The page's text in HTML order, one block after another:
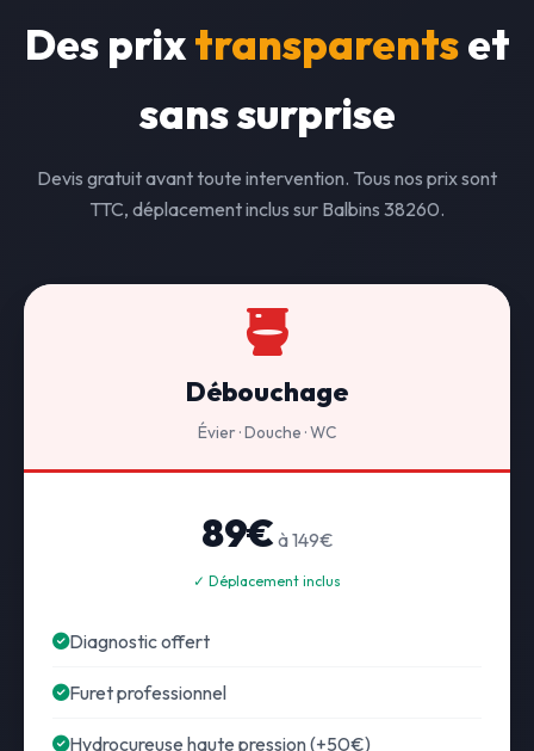
Des prixtransparentset
sans surprise
Devis gratuit avant toute intervention. Tous nos prix sont
TTC, déplacement inclus sur Balbins 38260.
Débouchage
Évier · Douche · WC
89€ à 149€
✓ Déplacement inclus
Diagnostic offert
Furet professionnel
Hydrocureuse haute pression (+50€)